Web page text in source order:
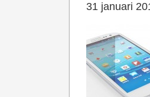
31 januari